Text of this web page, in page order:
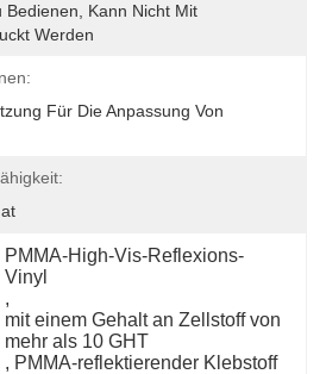
Bedienen, Kann Nicht Mit
Werden
Für Die Anpassung Von
PMMA-High-Vis-Reflexions-
Vinyl
,
mit einem Gehalt an Zellstoff von
mehr als 10 GHT
, PMMA-reflektierender Klebstoff